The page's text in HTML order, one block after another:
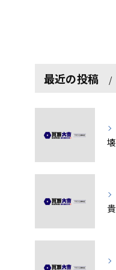
最近の投稿